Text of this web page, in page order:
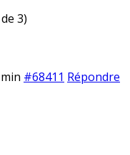
3)
#68411 Répondre